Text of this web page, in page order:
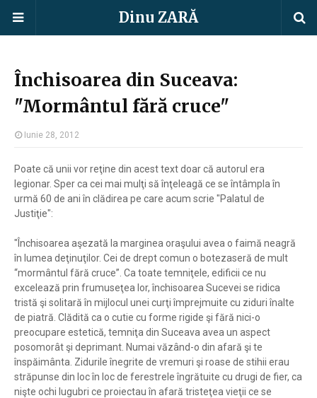
Dinu ZARĂ
Închisoarea din Suceava:
"Mormântul fără cruce"
Iunie 28, 2012
Poate că unii vor reţine din acest text doar că autorul era
legionar. Sper ca cei mai mulţi să înţeleagă ce se întâmpla în
urmă 60 de ani în clădirea pe care acum scrie "Palatul de
Justiţie":
"Închisoarea aşezată la marginea oraşului avea o faimă neagră
în lumea deţinuţilor. Cei de drept comun o botezaseră de mult
“mormântul fără cruce”. Ca toate temniţele, edificii ce nu
excelează prin frumuseţea lor, închisoarea Sucevei se ridica
tristă şi solitară în mijlocul unei curţi împrejmuite cu ziduri înalte
de piatră. Clădită ca o cutie cu forme rigide şi fără nici-o
preocupare estetică, temniţa din Suceava avea un aspect
posomorât şi deprimant. Numai văzând-o din afară şi te
înspăimânta. Zidurile înegrite de vremuri şi roase de stihii erau
străpunse din loc în loc de ferestrele îngrătuite cu drugi de fier, ca
nişte ochi lugubri ce proiectau în afară tristeţea vieţii ce se